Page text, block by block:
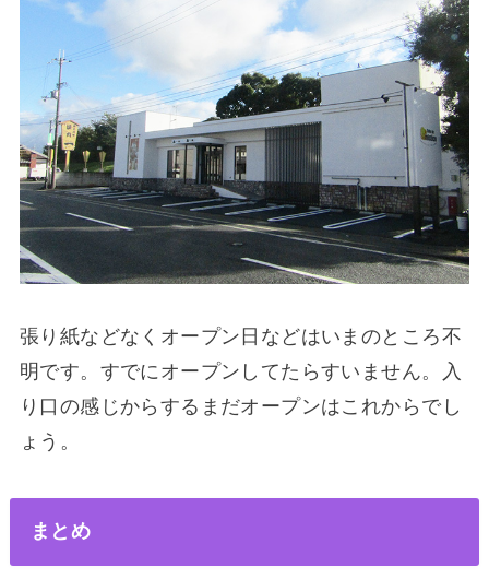
張り紙などなくオープン日などはいまのところ不
明です。すでにオープンしてたらすいません。入
り口の感じからするまだオープンはこれからでし
ょう。
まとめ